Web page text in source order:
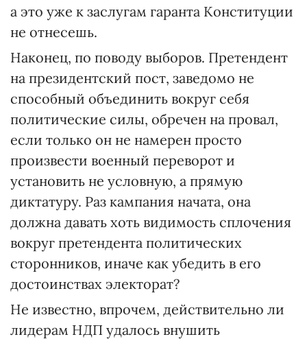
а это уже к заслугам гаранта Конституции
не отнесешь.
Наконец, по поводу выборов. Претендент
на президентский пост, заведомо не
способный объединить вокруг себя
политические силы, обречен на провал,
если только он не намерен просто
произвести военный переворот и
установить не условную, а прямую
диктатуру. Раз кампания начата, она
должна давать хоть видимость сплочения
вокруг претендента политических
сторонников, иначе как убедить в его
достоинствах электорат?
Не известно, впрочем, действительно ли
лидерам НДП удалось внушить